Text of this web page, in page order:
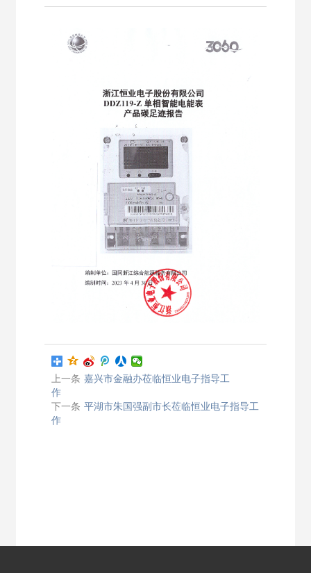
上一条 嘉兴市金融办莅临恒业电子指导工
作
下一条 平湖市朱国强副市长莅临恒业电子指导工
作